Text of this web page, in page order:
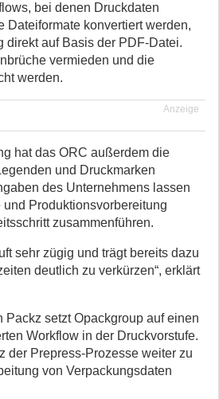
bei denen Druckdaten
Dateiformate konvertiert werden,
direkt auf Basis der PDF-Datei.
vermieden und die
werden.
Anzeige
hat das ORC außerdem die
und Druckmarken
des Unternehmens lassen
Produktionsvorbereitung
zusammenführen.
sehr zügig und trägt bereits dazu
deutlich zu verkürzen“, erklärt
Packz setzt Opackgroup auf einen
Workflow in der Druckvorstufe.
der Prepress-Prozesse weiter zu
von Verpackungsdaten